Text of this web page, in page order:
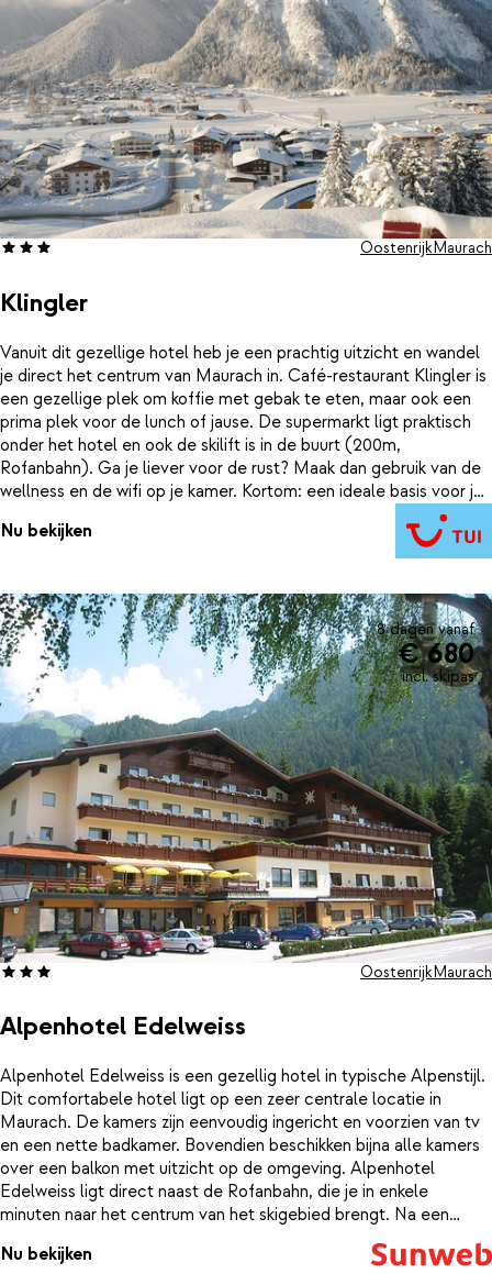
Klingler
OostenrijkMaurach
Vanuit dit gezellige hotel heb je een prachtig uitzicht en wandel
je direct het centrum van Maurach in. Café-restaurant Klingler is
een gezellige plek om koffie met gebak te eten, maar ook een
prima plek voor de lunch of jause. De supermarkt ligt praktisch
onder het hotel en ook de skilift is in de buurt (200m,
Rofanbahn). Ga je liever voor de rust? Maak dan gebruik van de
wellness en de wifi op je kamer. Kortom: een ideale basis voor je
Nu bekijken
8 dagen vanaf
€ 680
incl. skipas
Alpenhotel Edelweiss
OostenrijkMaurach
Alpenhotel Edelweiss is een gezellig hotel in typische Alpenstijl.
Dit comfortabele hotel ligt op een zeer centrale locatie in
Maurach. De kamers zijn eenvoudig ingericht en voorzien van tv
en een nette badkamer. Bovendien beschikken bijna alle kamers
over een balkon met uitzicht op de omgeving. Alpenhotel
Edelweiss ligt direct naast de Rofanbahn, die je in enkele
minuten naar het centrum van het skigebied brengt. Na een
lange dag in de buitenlucht kun je in de elegante lounge met
openhaard genieten van een welverdiend drankje. ’s Avonds kun
Nu bekijken